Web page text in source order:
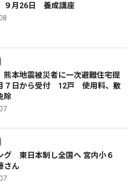
月26日 養成講座
本地震被災者に一次避難住宅提
日から受付 12戸 使用料、敷
除
グ 東日本制し全国へ 宮内小６
ん